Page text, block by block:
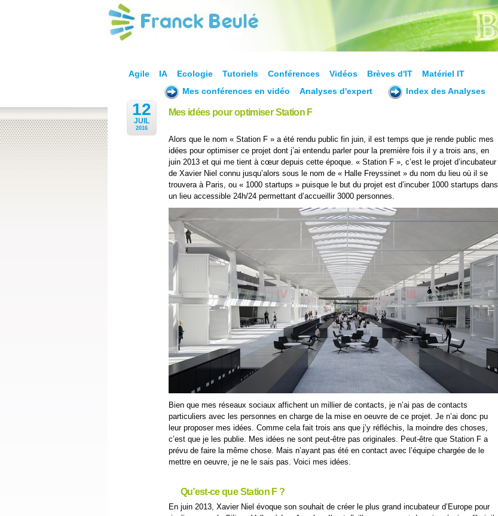
Agile IA Ecologie Tutoriels Conférences Vidéos Brèves d'IT
Matériel IT
Mes conférences en vidéo
Analyses d'expert Index des Analyses
12
JUIL
2016
Mes idées pour optimiser Station F
Alors que le nom « Station F » a été rendu public fin juin, il est temps que je rende public mes
idées pour optimiser ce projet dont j’ai entendu parler pour la première fois il y a trois ans, en
juin 2013 et qui me tient à cœur depuis cette époque. « Station F », c’est le projet d’incubateur
de Xavier Niel connu jusqu’alors sous le nom de « Halle Freyssinet » du nom du lieu où il se
trouvera à Paris, ou « 1000 startups » puisque le but du projet est d’incuber 1000 startups dans
un lieu accessible 24h/24 permettant d’accueillir 3000 personnes.
Bien que mes réseaux sociaux affichent un millier de contacts, je n’ai pas de contacts
particuliers avec les personnes en charge de la mise en oeuvre de ce projet. Je n’ai donc pu
leur proposer mes idées. Comme cela fait trois ans que j’y réfléchis, la moindre des choses,
c’est que je les publie. Mes idées ne sont peut-être pas originales. Peut-être que Station F a
prévu de faire la même chose. Mais n’ayant pas été en contact avec l’équipe chargée de le
mettre en oeuvre, je ne le sais pas. Voici mes idées.
Qu’est-ce que Station F ?
En juin 2013, Xavier Niel évoque son souhait de créer le plus grand incubateur d’Europe pour